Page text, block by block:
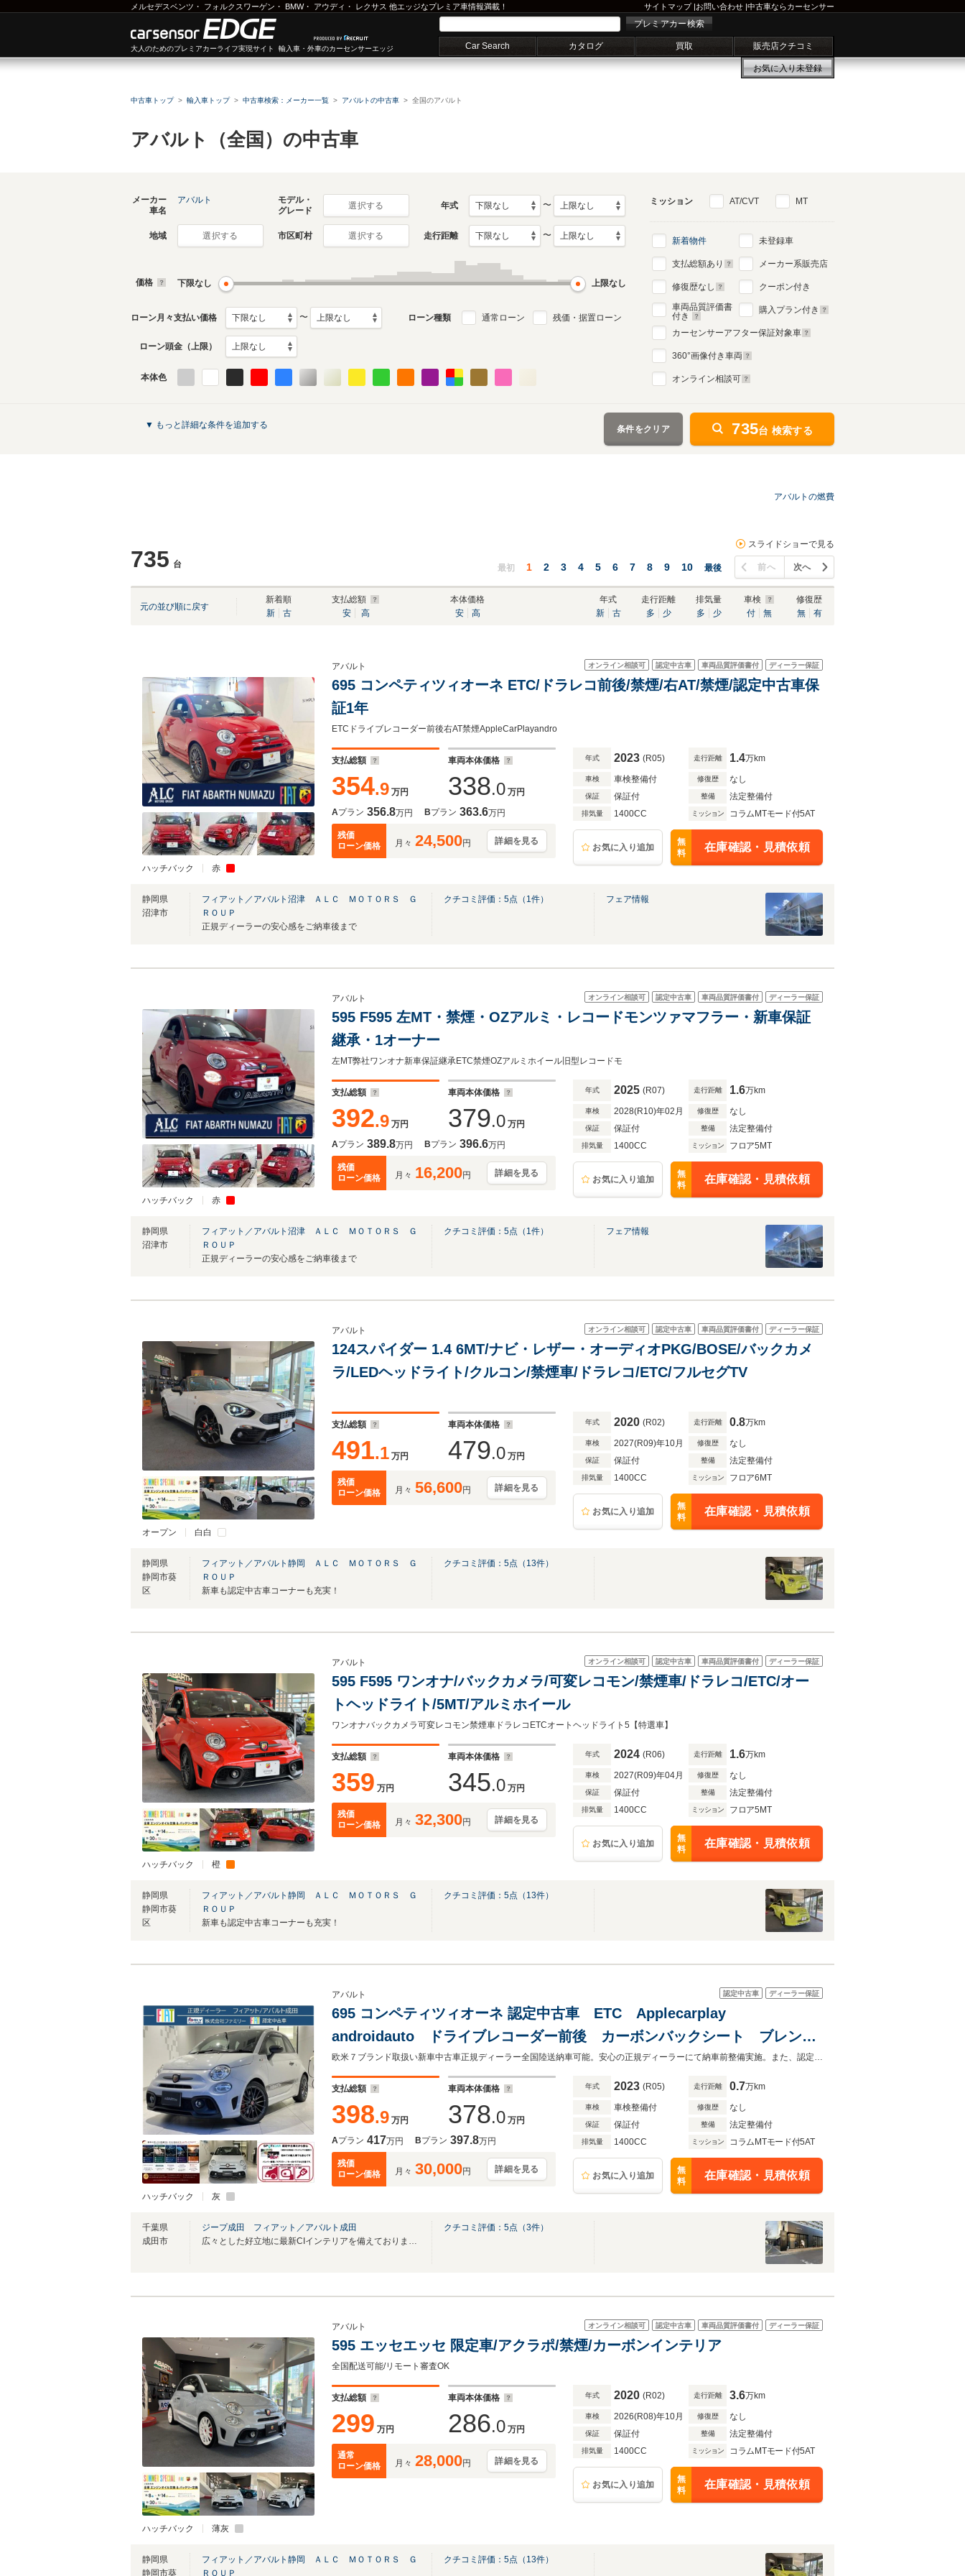
メルセデスベンツ ・ フォルクスワーゲン ・ BMW・ アウディ ・ レクサス 他エッジなプレミア車情報満載！ サイトマップ|お問い合わせ |中古車ならカーセンサー
大人のためのプレミアカーライフ実現サイト 輸入車・外車のカーセンサーエッジ
プレミアカー検索
Car Search カタログ 買取 販売店クチコミ
お気に入り未登録
中古車トップ 輸入車トップ 中古車検索：メーカー一覧 アバルトの中古車 全国のアバルト
アバルト（全国）の中古車
メーカー
車名
アバルト
モデル・
グレード
選択する 年式 〜
地域 選択する 市区町村 選択する 走行距離 〜
価格 下限なし 上限なし
ローン月々支払い価格 〜 ローン種類 通常ローン 残価・据置ローン
ローン頭金（上限）
本体色
ミッション AT/CVT MT
新着物件
支払総額あり
修復歴なし
車両品質評価書
付き
未登録車
メーカー系販売店
クーポン付き
購入プラン付き
カーセンサーアフター保証対象車
360°画像付き車両
オンライン相談可
▼ もっと詳細な条件を追加する 条件をクリア 735台 検索する
アバルトの燃費
735 台
スライドショーで見る
最初 1 2 3 4 5 6 7 8 9 10 最後 前へ 次へ
元の並び順に戻す
新着順
新
古
支払総額
安
高
本体価格
安
高
年式
新
古
走行距離
多
少
排気量
多
少
車検
付
無
修復歴
無
有
ハッチバック 赤
オンライン相談可 認定中古車 車両品質評価書付 ディーラー保証
アバルト
695 コンペティツィオーネ ETC/ドラレコ前後/禁煙/右AT/禁煙/認定中古車保
証1年
ETCドライブレコーダー前後右AT禁煙AppleCarPlayandro
支払総額
354.9 万円
車両本体価格
338.0 万円
Aプラン 356.8万円 Bプラン 363.6万円
残価
ローン価格
月々 24,500円 詳細を見る
年式 2023 (R05) 走行距離 1.4万km
車検 車検整備付 修復歴 なし
保証 保証付 整備 法定整備付
排気量 1400CC ミッション コラムMTモード付5AT
お気に入り追加
無
料
在庫確認・見積依頼
静岡県
沼津市
フィアット／アバルト沼津 ＡＬＣ ＭＯＴＯＲＳ Ｇ
ＲＯＵＰ
正規ディーラーの安心感をご納車後まで
クチコミ評価： 5点（ 1件） フェア情報
ハッチバック 赤
オンライン相談可 認定中古車 車両品質評価書付 ディーラー保証
アバルト
595 F595 左MT・禁煙・OZアルミ・レコードモンツァマフラー・新車保証
継承・1オーナー
左MT弊社ワンオナ新車保証継承ETC禁煙OZアルミホイール旧型レコードモ
支払総額
392.9 万円
車両本体価格
379.0 万円
Aプラン 389.8万円 Bプラン 396.6万円
残価
ローン価格
月々 16,200円 詳細を見る
年式 2025 (R07) 走行距離 1.6万km
車検 2028(R10)年02月 修復歴 なし
保証 保証付 整備 法定整備付
排気量 1400CC ミッション フロア5MT
お気に入り追加
無
料
在庫確認・見積依頼
静岡県
沼津市
フィアット／アバルト沼津 ＡＬＣ ＭＯＴＯＲＳ Ｇ
ＲＯＵＰ
正規ディーラーの安心感をご納車後まで
クチコミ評価： 5点（ 1件） フェア情報
オープン 白白
オンライン相談可 認定中古車 車両品質評価書付 ディーラー保証
アバルト
124スパイダー 1.4 6MT/ナビ・レザー・オーディオPKG/BOSE/バックカメ
ラ/LEDヘッドライト/クルコン/禁煙車/ドラレコ/ETC/フルセグTV
支払総額
491.1 万円
車両本体価格
479.0 万円
残価
ローン価格
月々 56,600円 詳細を見る
年式 2020 (R02) 走行距離 0.8万km
車検 2027(R09)年10月 修復歴 なし
保証 保証付 整備 法定整備付
排気量 1400CC ミッション フロア6MT
お気に入り追加
無
料
在庫確認・見積依頼
静岡県
静岡市葵
区
フィアット／アバルト静岡 ＡＬＣ ＭＯＴＯＲＳ Ｇ
ＲＯＵＰ
新車も認定中古車コーナーも充実！
クチコミ評価： 5点（ 13件）
ハッチバック 橙
オンライン相談可 認定中古車 車両品質評価書付 ディーラー保証
アバルト
595 F595 ワンオナ/バックカメラ/可変レコモン/禁煙車/ドラレコ/ETC/オー
トヘッドライト/5MT/アルミホイール
ワンオナバックカメラ可変レコモン禁煙車ドラレコETCオートヘッドライト5【特選車】
支払総額
359 万円
車両本体価格
345.0 万円
残価
ローン価格
月々 32,300円 詳細を見る
年式 2024 (R06) 走行距離 1.6万km
車検 2027(R09)年04月 修復歴 なし
保証 保証付 整備 法定整備付
排気量 1400CC ミッション フロア5MT
お気に入り追加
無
料
在庫確認・見積依頼
静岡県
静岡市葵
区
フィアット／アバルト静岡 ＡＬＣ ＭＯＴＯＲＳ Ｇ
ＲＯＵＰ
新車も認定中古車コーナーも充実！
クチコミ評価： 5点（ 13件）
ハッチバック 灰
認定中古車 ディーラー保証
アバルト
695 コンペティツィオーネ 認定中古車 ETC Applecarplay
androidauto ドライブレコーダー前後 カーボンバックシート ブレンボ
レッドキャリパー レコードモンツァマフラー
欧米７ブランド取扱い新車中古車正規ディーラー全国陸送納車可能。安心の正規ディーラーにて納車前整備実施。また、認定中古車保証もあり。沢山のお問合せお待ちしております
支払総額
398.9 万円
車両本体価格
378.0 万円
Aプラン 417万円 Bプラン 397.8万円
残価
ローン価格
月々 30,000円 詳細を見る
年式 2023 (R05) 走行距離 0.7万km
車検 車検整備付 修復歴 なし
保証 保証付 整備 法定整備付
排気量 1400CC ミッション コラムMTモード付5AT
お気に入り追加
無
料
在庫確認・見積依頼
千葉県
成田市
ジープ成田 フィアット／アバルト成田
広々とした好立地に最新CIインテリアを備えております。
クチコミ評価： 5点（3件）
ハッチバック 薄灰
オンライン相談可 認定中古車 車両品質評価書付 ディーラー保証
アバルト
595 エッセエッセ 限定車/アクラポ/禁煙/カーボンインテリア
全国配送可能/リモート審査OK
支払総額
299 万円
車両本体価格
286.0 万円
通常
ローン価格
月々 28,000円 詳細を見る
年式 2020 (R02) 走行距離 3.6万km
車検 2026(R08)年10月 修復歴 なし
保証 保証付 整備 法定整備付
排気量 1400CC ミッション コラムMTモード付5AT
お気に入り追加
無
料
在庫確認・見積依頼
静岡県
静岡市葵
フィアット／アバルト静岡 ＡＬＣ ＭＯＴＯＲＳ Ｇ
ＲＯＵＰ
クチコミ評価： 5点（ 13件）